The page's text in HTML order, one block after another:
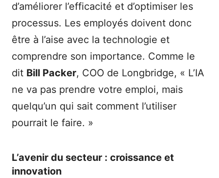
d’améliorer l’efficacité et d’optimiser les
processus. Les employés doivent donc
être à l’aise avec la technologie et
comprendre son importance. Comme le
dit Bill Packer, COO de Longbridge, « L’IA
ne va pas prendre votre emploi, mais
quelqu’un qui sait comment l’utiliser
pourrait le faire. »
L’avenir du secteur : croissance et
innovation